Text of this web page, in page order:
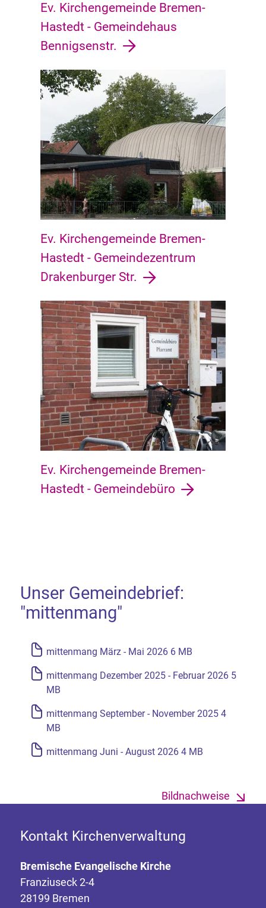
Ev. Kirchengemeinde Bremen-
Hastedt - Gemeindehaus
Bennigsenstr.
Ev. Kirchengemeinde Bremen-
Hastedt - Gemeindezentrum
Drakenburger Str.
Ev. Kirchengemeinde Bremen-
Hastedt - Gemeindebüro
Unser Gemeindebrief:
"mittenmang"
mittenmang März - Mai 2026 6 MB
mittenmang Dezember 2025 - Februar 2026 5
MB
mittenmang September - November 2025 4
MB
mittenmang Juni - August 2026 4 MB
Bildnachweise
Kontakt Kirchenverwaltung
Bremische Evangelische Kirche
Franziuseck 2-4
28199 Bremen